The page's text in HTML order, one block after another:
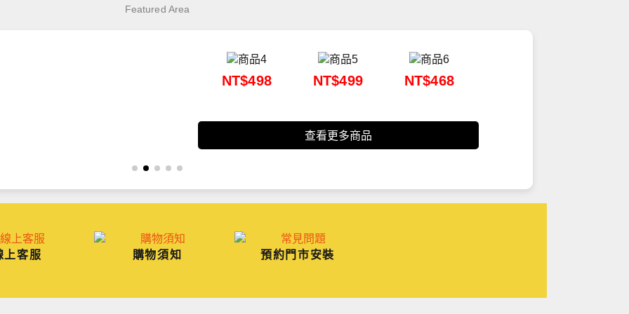
Featured Area
NT$498 NT$499 NT$468
查看更多商品
上客服 購物須知 預約門市安裝